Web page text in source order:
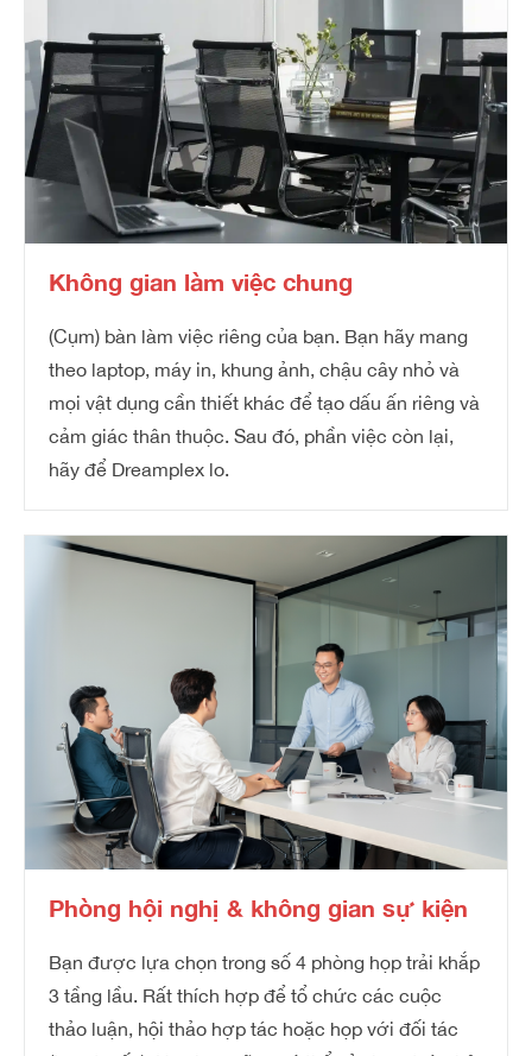
Không gian làm việc chung
(Cụm) bàn làm việc riêng của bạn. Bạn hãy mang
theo laptop, máy in, khung ảnh, chậu cây nhỏ và
mọi vật dụng cần thiết khác để tạo dấu ấn riêng và
cảm giác thân thuộc. Sau đó, phần việc còn lại,
hãy để Dreamplex lo.
Phòng hội nghị & không gian sự kiện
Bạn được lựa chọn trong số 4 phòng họp trải khắp
3 tầng lầu. Rất thích hợp để tổ chức các cuộc
thảo luận, hội thảo hợp tác hoặc họp với đối tác